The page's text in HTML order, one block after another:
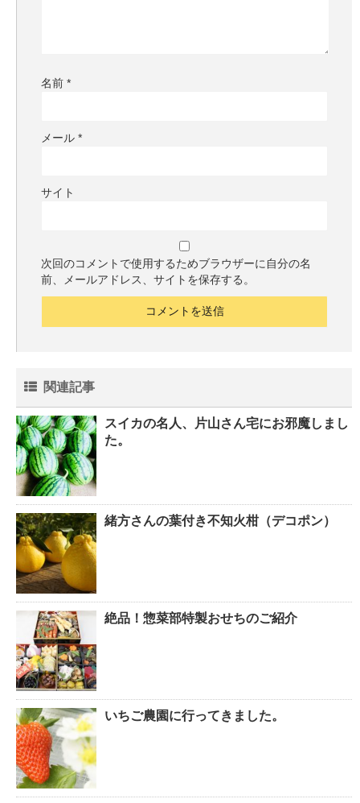
名前 *
メール *
サイト
次回のコメントで使用するためブラウザーに自分の名
前、メールアドレス、サイトを保存する。
関連記事
スイカの名人、片山さん宅にお邪魔しまし
た。
緒方さんの葉付き不知火柑（デコポン）
絶品！惣菜部特製おせちのご紹介
いちご農園に行ってきました。